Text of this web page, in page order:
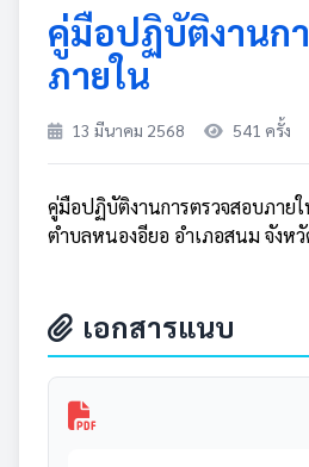
คู่มือปฏิบัติงานก
ภายใน
13 มีนาคม 2568 541 ครั้ง
คู่มือปฏิบัติงานการตรวจสอบภาย
ตำบลหนองอียอ อำเภอสนม จังห
เอกสารแนบ